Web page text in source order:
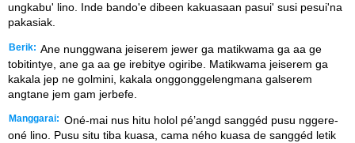
ungkabu' lino. Inde bando'e dibeen kakuasaan pasui' susi pesui'na
pakasiak.
Berik: Ane nunggwana jeiserem jewer ga matikwama ga aa ge
tobitintye, ane ga aa ge irebitye ogiribe. Matikwama jeiserem ga
kakala jep ne golmini, kakala onggonggelengmana galserem
angtane jem gam jerbefe.
Manggarai: Oné-mai nus hitu holol pé’angd sanggéd pusu nggere-
oné lino. Pusu situ tiba kuasa, cama ného kuasa de sanggéd letik